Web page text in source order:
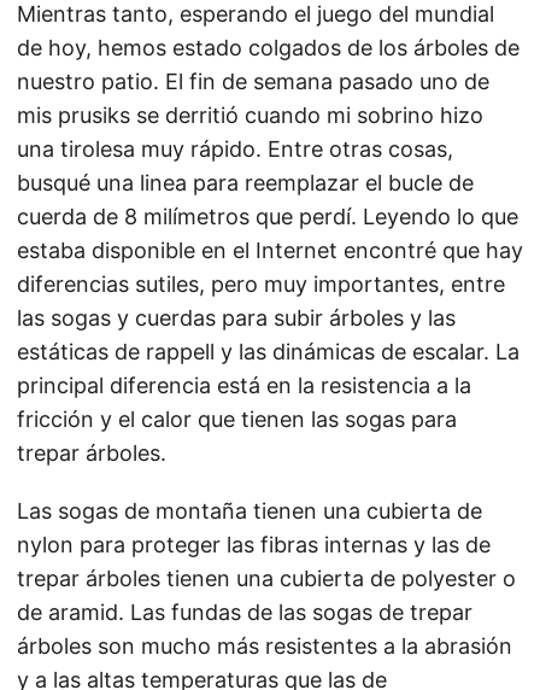
Mientras tanto, esperando el juego del mundial
de hoy, hemos estado colgados de los árboles de
nuestro patio. El fin de semana pasado uno de
mis prusiks se derritió cuando mi sobrino hizo
una tirolesa muy rápido. Entre otras cosas,
busqué una linea para reemplazar el bucle de
cuerda de 8 milímetros que perdí. Leyendo lo que
estaba disponible en el Internet encontré que hay
diferencias sutiles, pero muy importantes, entre
las sogas y cuerdas para subir árboles y las
estáticas de rappell y las dinámicas de escalar. La
principal diferencia está en la resistencia a la
fricción y el calor que tienen las sogas para
trepar árboles.
Las sogas de montaña tienen una cubierta de
nylon para proteger las fibras internas y las de
trepar árboles tienen una cubierta de polyester o
de aramid. Las fundas de las sogas de trepar
árboles son mucho más resistentes a la abrasión
y a las altas temperaturas que las de